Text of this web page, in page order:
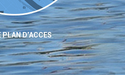
PLAN D’ACCES